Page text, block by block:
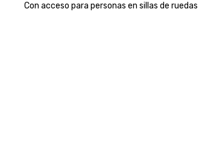
Con acceso para personas en sillas de ruedas